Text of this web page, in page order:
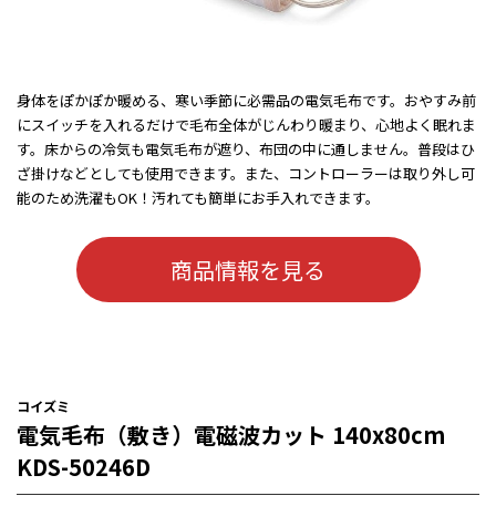
身体をぽかぽか暖める、寒い季節に必需品の電気毛布です。おやすみ前
にスイッチを入れるだけで毛布全体がじんわり暖まり、心地よく眠れま
す。床からの冷気も電気毛布が遮り、布団の中に通しません。普段はひ
ざ掛けなどとしても使用できます。また、コントローラーは取り外し可
能のため洗濯もOK！汚れても簡単にお手入れできます。
商品情報を見る
コイズミ
電気毛布（敷き）電磁波カット 140x80cm
KDS-50246D